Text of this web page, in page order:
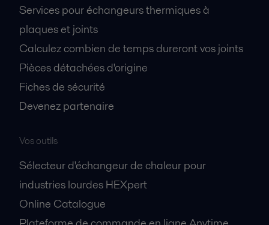
Services pour échangeurs thermiques à
plaques et joints
Calculez combien de temps dureront vos joints
Pièces détachées d'origine
Fiches de sécurité
Devenez partenaire
Vos outils
Sélecteur d'échangeur de chaleur pour
industries lourdes HEXpert
Online Catalogue